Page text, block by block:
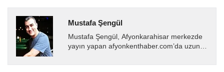
Mustafa Şengül
Mustafa Şengül, Afyonkarahisar merkezde
yayın yapan afyonkenthaber.com’da uzun
almakta, haber akışı...